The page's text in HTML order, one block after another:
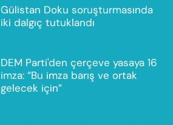
Gülistan Doku soruşturmasında
iki dalgıç tutuklandı
DEM Parti'den çerçeve yasaya 16
imza: “Bu imza barış ve ortak
gelecek için”